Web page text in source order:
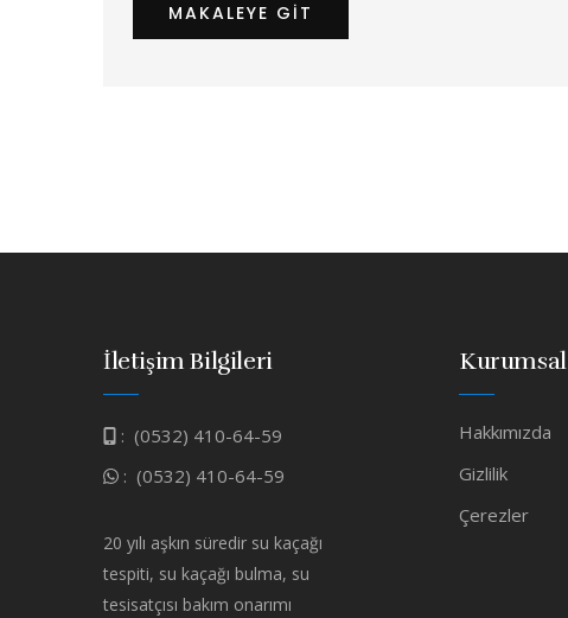
MAKALEYE GIT
İletişim Bilgileri
: (0532) 410-64-59
: (0532) 410-64-59
20 yılı aşkın süredir su kaçağı
tespiti, su kaçağı bulma, su
tesisatçısı bakım onarımı
Kurumsal
Hakkımızda
Gizlilik
Çerezler